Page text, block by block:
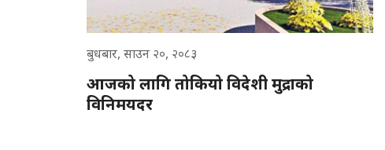
बुधबार, साउन २०, २०८३
आजको लागि तोकियो विदेशी मुद्राको
विनिमयदर